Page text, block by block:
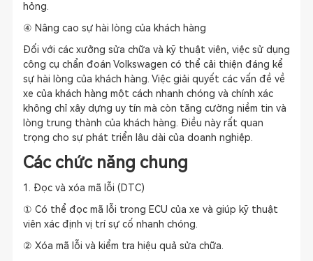
hỏng.
④ Nâng cao sự hài lòng của khách hàng
Đối với các xưởng sửa chữa và kỹ thuật viên, việc sử dụng
công cụ chẩn đoán Volkswagen có thể cải thiện đáng kể
sự hài lòng của khách hàng. Việc giải quyết các vấn đề về
xe của khách hàng một cách nhanh chóng và chính xác
không chỉ xây dựng uy tín mà còn tăng cường niềm tin và
lòng trung thành của khách hàng. Điều này rất quan
trọng cho sự phát triển lâu dài của doanh nghiệp.
Các chức năng chung
1. Đọc và xóa mã lỗi (DTC)
① Có thể đọc mã lỗi trong ECU của xe và giúp kỹ thuật
viên xác định vị trí sự cố nhanh chóng.
② Xóa mã lỗi và kiểm tra hiệu quả sửa chữa.